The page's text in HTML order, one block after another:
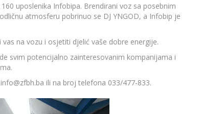
uposlenika Infobipa. Brendirani voz sa posebnim
atmosferu pobrinuo se DJ YNGOD, a Infobip je
na vozu i osjetiti djelić vaše dobre energije.
svim potencijalno zainteresovanim kompanijama i
info@zfbh.ba ili na broj telefona 033/477-833.